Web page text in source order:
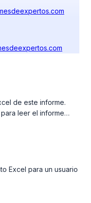
de este informe.
leer el informe
Excel para un usuario